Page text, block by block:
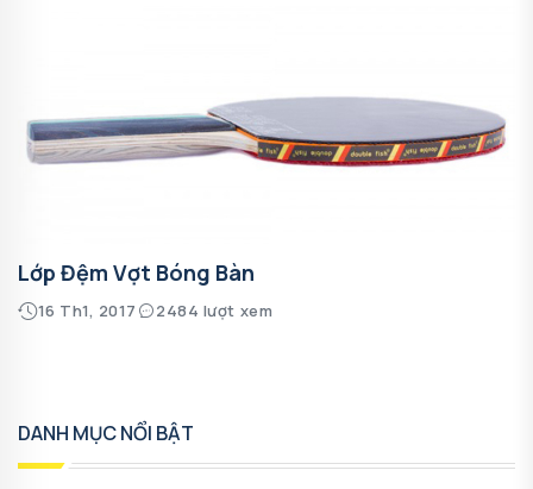
Lớp Đệm Vợt Bóng Bàn
16 Th1, 2017 2484 lượt xem
DANH MỤC NỔI BẬT